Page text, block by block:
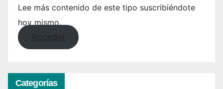
Lee más contenido de este tipo suscribiéndote
hoy mismo.
Acceder
Categorías